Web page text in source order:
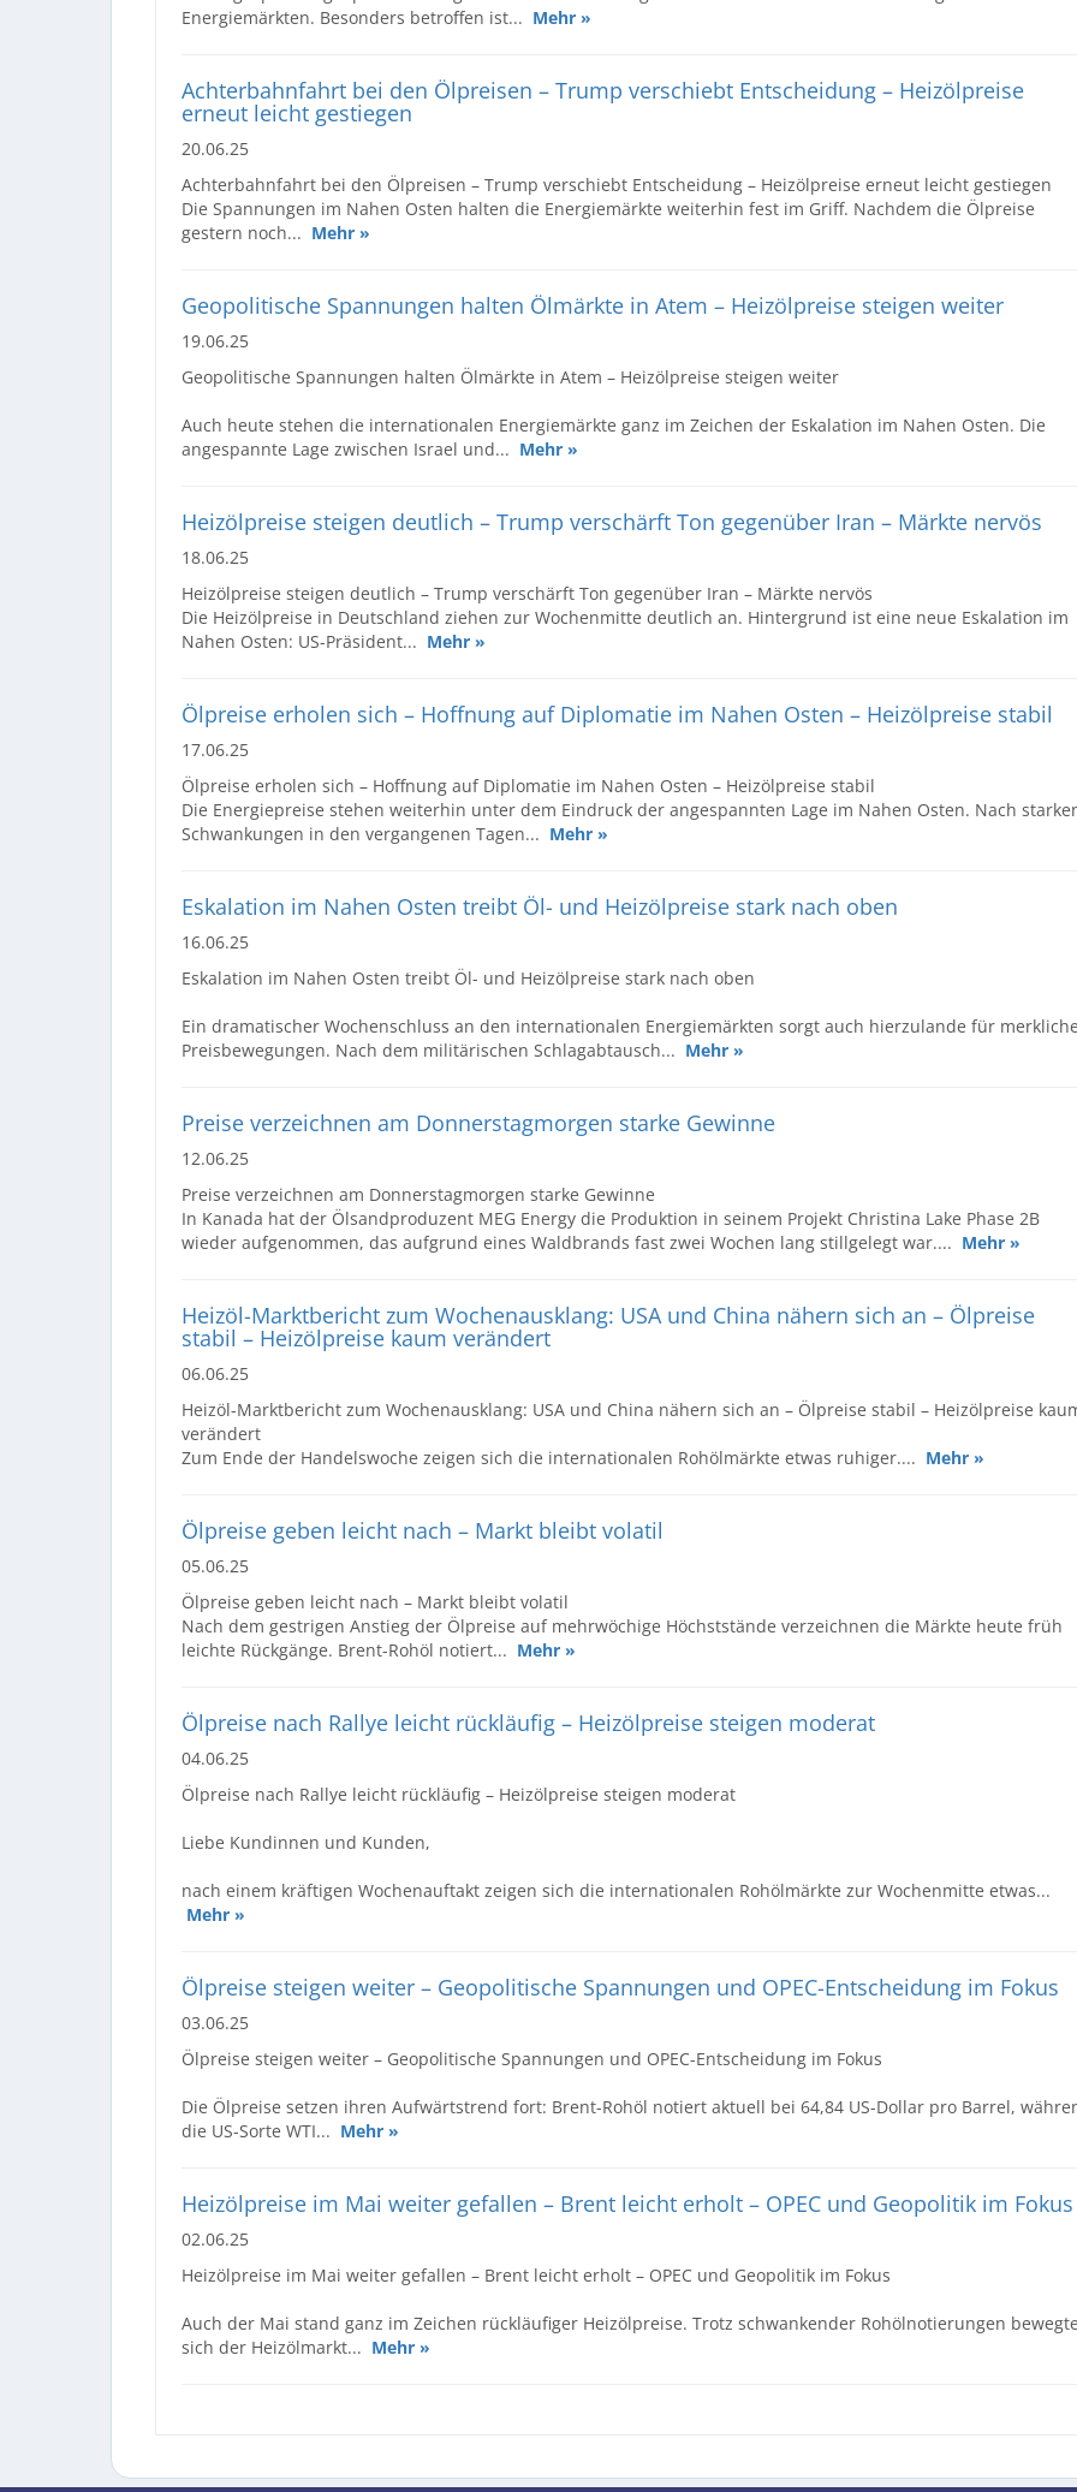
Energiemärkten. Besonders betroffen ist... Mehr »
Achterbahnfahrt bei den Ölpreisen – Trump verschiebt Entscheidung – Heizölpreise
erneut leicht gestiegen
20.06.25
Achterbahnfahrt bei den Ölpreisen – Trump verschiebt Entscheidung – Heizölpreise erneut leicht gestiegen
Die Spannungen im Nahen Osten halten die Energiemärkte weiterhin fest im Griff. Nachdem die Ölpreise
gestern noch... Mehr »
Geopolitische Spannungen halten Ölmärkte in Atem – Heizölpreise steigen weiter
19.06.25
Geopolitische Spannungen halten Ölmärkte in Atem – Heizölpreise steigen weiter
Auch heute stehen die internationalen Energiemärkte ganz im Zeichen der Eskalation im Nahen Osten. Die
angespannte Lage zwischen Israel und... Mehr »
Heizölpreise steigen deutlich – Trump verschärft Ton gegenüber Iran – Märkte nervös
18.06.25
Heizölpreise steigen deutlich – Trump verschärft Ton gegenüber Iran – Märkte nervös
Die Heizölpreise in Deutschland ziehen zur Wochenmitte deutlich an. Hintergrund ist eine neue Eskalation im
Nahen Osten: US-Präsident... Mehr »
Ölpreise erholen sich – Hoffnung auf Diplomatie im Nahen Osten – Heizölpreise stabil
17.06.25
Ölpreise erholen sich – Hoffnung auf Diplomatie im Nahen Osten – Heizölpreise stabil
Die Energiepreise stehen weiterhin unter dem Eindruck der angespannten Lage im Nahen Osten. Nach
Schwankungen in den vergangenen Tagen... Mehr »
Eskalation im Nahen Osten treibt Öl- und Heizölpreise stark nach oben
16.06.25
Eskalation im Nahen Osten treibt Öl- und Heizölpreise stark nach oben
Ein dramatischer Wochenschluss an den internationalen Energiemärkten sorgt auch hierzulande für
Preisbewegungen. Nach dem militärischen Schlagabtausch... Mehr »
Preise verzeichnen am Donnerstagmorgen starke Gewinne
12.06.25
Preise verzeichnen am Donnerstagmorgen starke Gewinne
In Kanada hat der Ölsandproduzent MEG Energy die Produktion in seinem Projekt Christina Lake Phase 2B
wieder aufgenommen, das aufgrund eines Waldbrands fast zwei Wochen lang stillgelegt war.... Mehr »
Heizöl-Marktbericht zum Wochenausklang: USA und China nähern sich an – Ölpreise
stabil – Heizölpreise kaum verändert
06.06.25
Heizöl-Marktbericht zum Wochenausklang: USA und China nähern sich an – Ölpreise stabil – Heizölpreise
verändert
Zum Ende der Handelswoche zeigen sich die internationalen Rohölmärkte etwas ruhiger.... Mehr »
Ölpreise geben leicht nach – Markt bleibt volatil
05.06.25
Ölpreise geben leicht nach – Markt bleibt volatil
Nach dem gestrigen Anstieg der Ölpreise auf mehrwöchige Höchststände verzeichnen die Märkte heute früh
leichte Rückgänge. Brent-Rohöl notiert... Mehr »
Ölpreise nach Rallye leicht rückläufig – Heizölpreise steigen moderat
04.06.25
Ölpreise nach Rallye leicht rückläufig – Heizölpreise steigen moderat
Liebe Kundinnen und Kunden,
nach einem kräftigen Wochenauftakt zeigen sich die internationalen Rohölmärkte zur Wochenmitte etwas...
Mehr »
Ölpreise steigen weiter – Geopolitische Spannungen und OPEC-Entscheidung im Fokus
03.06.25
Ölpreise steigen weiter – Geopolitische Spannungen und OPEC-Entscheidung im Fokus
Die Ölpreise setzen ihren Aufwärtstrend fort: Brent-Rohöl notiert aktuell bei 64,84 US-Dollar pro Barrel,
die US-Sorte WTI... Mehr »
Heizölpreise im Mai weiter gefallen – Brent leicht erholt – OPEC und Geopolitik im Fokus
02.06.25
Heizölpreise im Mai weiter gefallen – Brent leicht erholt – OPEC und Geopolitik im Fokus
Auch der Mai stand ganz im Zeichen rückläufiger Heizölpreise. Trotz schwankender Rohölnotierungen
sich der Heizölmarkt... Mehr »